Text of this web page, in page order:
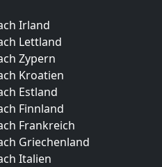
Irland
Lettland
Zypern
Kroatien
Estland
Finnland
Frankreich
Griechenland
Italien